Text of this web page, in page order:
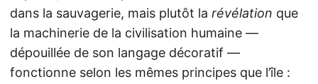
dans la sauvagerie, mais plutôt la révélation que
la machinerie de la civilisation humaine —
dépouillée de son langage décoratif —
fonctionne selon les mêmes principes que l’île :